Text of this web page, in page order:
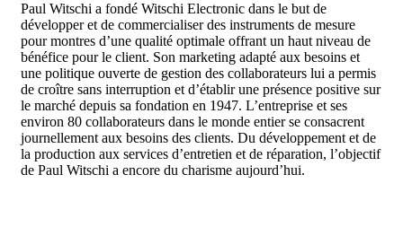
Paul Witschi a fondé Witschi Electronic dans le but de
développer et de commercialiser des instruments de mesure
pour montres d’une qualité optimale offrant un haut niveau de
bénéfice pour le client. Son marketing adapté aux besoins et
une politique ouverte de gestion des collaborateurs lui a permis
de croître sans interruption et d’établir une présence positive sur
le marché depuis sa fondation en 1947. L’entreprise et ses
environ 80 collaborateurs dans le monde entier se consacrent
journellement aux besoins des clients. Du développement et de
la production aux services d’entretien et de réparation, l’objectif
de Paul Witschi a encore du charisme aujourd’hui.